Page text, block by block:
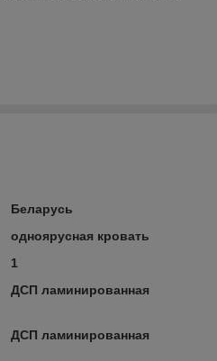
Беларусь
одноярусная кровать
1
ДСП ламинированная
ДСП ламинированная